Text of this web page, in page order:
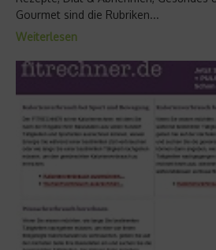
Gourmet sind die Rubriken...
Weiterlesen